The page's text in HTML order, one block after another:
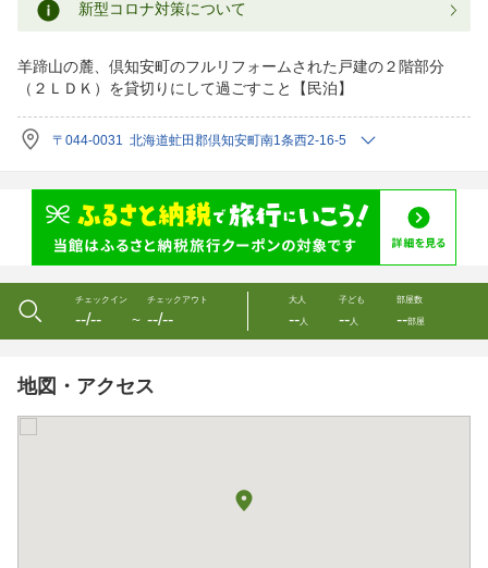
新型コロナ対策について
羊蹄山の麓、倶知安町のフルリフォームされた戸建の２階部分
（２ＬＤＫ）を貸切りにして過ごすこと【民泊】
〒044-0031 北海道虻田郡倶知安町南1条西2-16-5
チェックイン
--/-- 〜
チェックアウト
--/--
大人
--人
子ども
--人
部屋数
--部屋
地図・アクセス